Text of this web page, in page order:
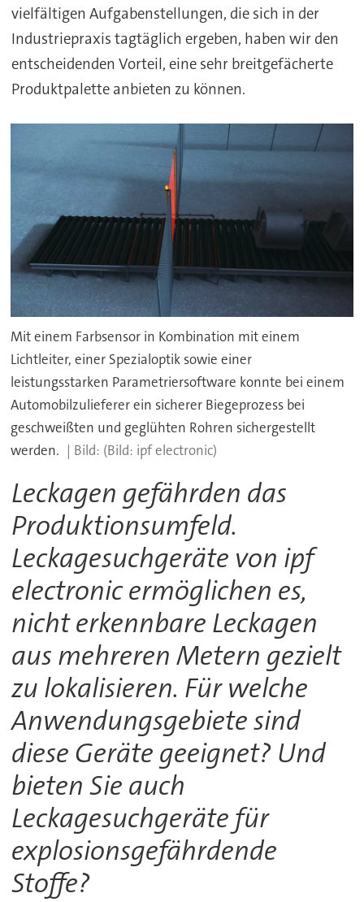
vielfältigen Aufgabenstellungen, die sich in der
Industriepraxis tagtäglich ergeben, haben wir den
entscheidenden Vorteil, eine sehr breitgefächerte
Produktpalette anbieten zu können.
Mit einem Farbsensor in Kombination mit einem
Lichtleiter, einer Spezialoptik sowie einer
leistungsstarken Parametriersoftware konnte bei einem
Automobilzulieferer ein sicherer Biegeprozess bei
geschweißten und geglühten Rohren sichergestellt
werden.
(Bild: ipf electronic)
Leckagen gefährden das
Produktionsumfeld.
Leckagesuchgeräte von ipf
electronic ermöglichen es,
nicht erkennbare Leckagen
aus mehreren Metern gezielt
zu lokalisieren. Für welche
Anwendungsgebiete sind
diese Geräte geeignet? Und
bieten Sie auch
Leckagesuchgeräte für
explosionsgefährdende
Stoffe?